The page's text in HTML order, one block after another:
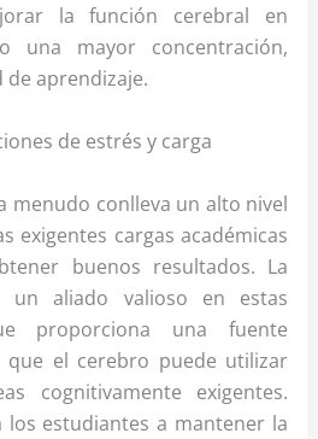
la función cerebral en
una mayor concentración,
de aprendizaje.
de estrés y carga
menudo conlleva un alto nivel
exigentes cargas académicas
buenos resultados. La
un aliado valioso en estas
proporciona una fuente
que el cerebro puede utilizar
cognitivamente exigentes.
los estudiantes a mantener la